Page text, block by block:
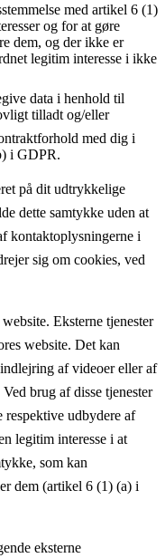
med artikel 6 (1)
og for at gøre
dem, og der ikke er
legitim interesse i ikke
data i henhold til
tilladt og/eller
med dig i
i GDPR.
på dit udtrykkelige
dette samtykke uden at
kontaktoplysningerne i
sig om cookies, ved
Eksterne tjenester
website. Det kan
af videoer eller af
brug af disse tjenester
respektive udbydere af
legitim interesse i at
som kan
dem (artikel 6 (1) (a) i
eksterne